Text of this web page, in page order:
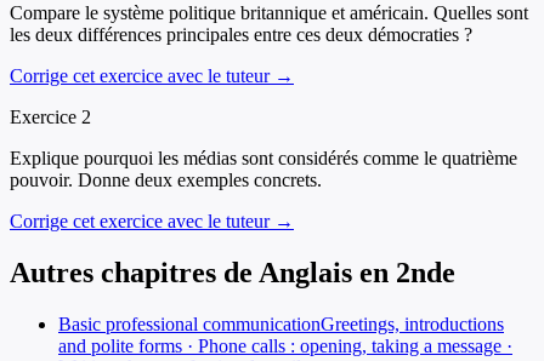
Compare le système politique britannique et américain. Quelles sont
les deux différences principales entre ces deux démocraties ?
Corrige cet exercice avec le tuteur →
Exercice 2
Explique pourquoi les médias sont considérés comme le quatrième
pouvoir. Donne deux exemples concrets.
Corrige cet exercice avec le tuteur →
Autres chapitres de Anglais en 2nde
Basic professional communicationGreetings, introductions
and polite forms · Phone calls : opening, taking a message ·